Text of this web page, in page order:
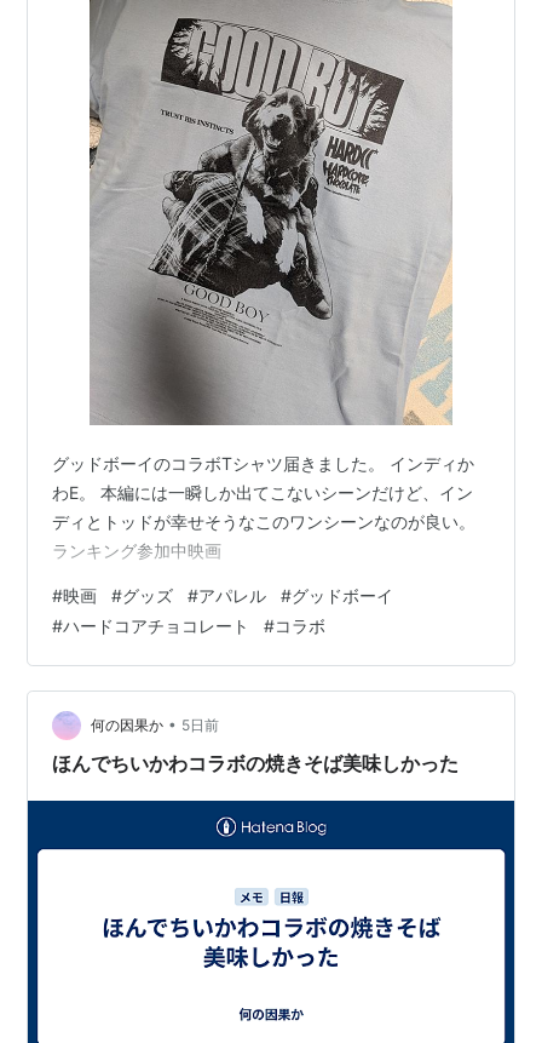
グッドボーイのコラボTシャツ届きました。 インディか
わE。 本編には一瞬しか出てこないシーンだけど、イン
ディとトッドが幸せそうなこのワンシーンなのが良い。
ランキング参加中映画
#映画 #グッズ #アパレル #グッドボーイ
#ハードコアチョコレート #コラボ
何の因果か • 5日前
ほんでちいかわコラボの焼きそば美味しかった